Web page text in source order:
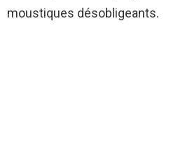
moustiques désobligeants.